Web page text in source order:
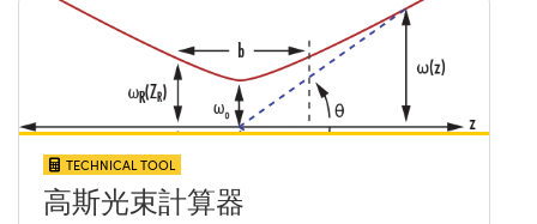
TECHNICAL TOOL
高斯光束計算器